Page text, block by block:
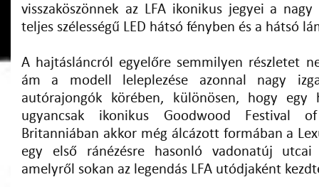
visszaköszönnek az LFA ikonikus jegyei a
teljes szélességű LED hátsó fényben és a hátsó
A hajtásláncról egyelőre semmilyen részletet
ám a modell leleplezése azonnal nagy
autórajongók körében, különösen, hogy egy
ugyancsak ikonikus Goodwood Festival
Britanniában akkor még álcázott formában a
egy első ránézésre hasonló vadonatúj
amelyről sokan az legendás LFA utódjaként